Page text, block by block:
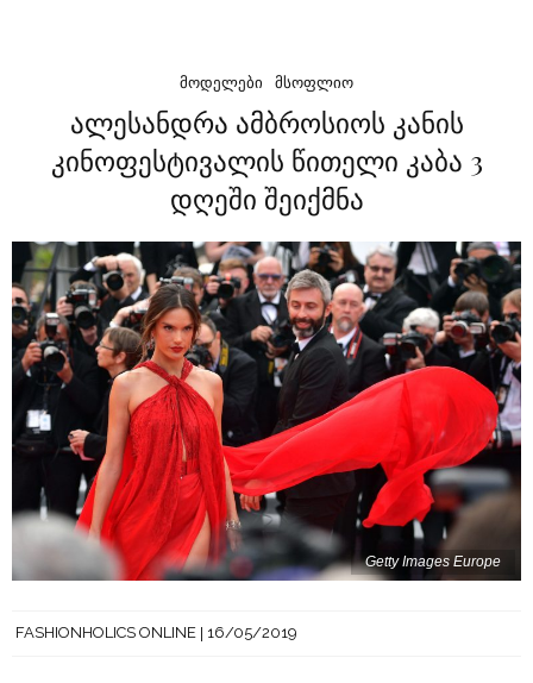
ᲛᲝᲓᲔᲚᲔᲑᲘ ᲛᲡᲝᲤᲚᲘᲝ
ალესანდრა ამბროსიოს კანის
კინოფესტივალის წითელი კაბა 3
დღეში შეიქმნა
Getty Images Europe
FASHIONHOLICS ONLINE 16/05/2019